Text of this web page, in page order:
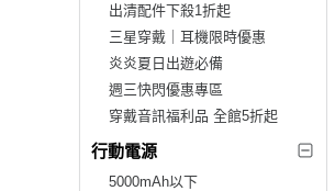
出清配件下殺1折起
三星穿戴｜耳機限時優惠
炎炎夏日出遊必備
週三快閃優惠專區
穿戴音訊福利品 全館5折起
行動電源
5000mAh以下